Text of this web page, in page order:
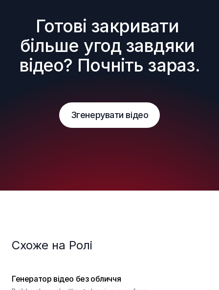
Готові закривати
більше угод завдяки
відео? Почніть зараз.
Згенерувати відео
Схоже на Ролі
Генератор відео без обличчя